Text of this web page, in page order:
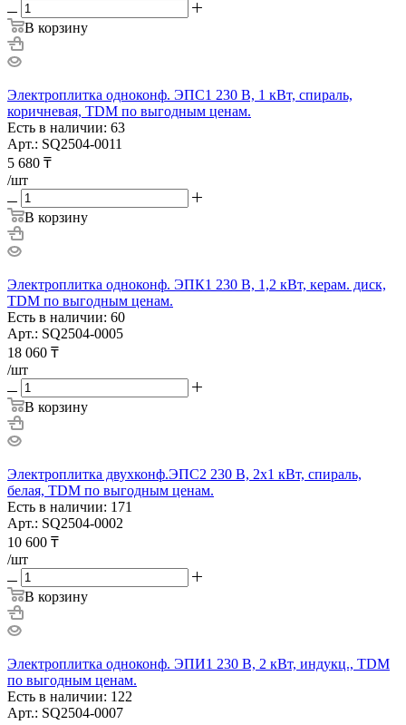
В корзину
Электроплитка одноконф. ЭПС1 230 В, 1 кВт, спираль,
коричневая, TDM по выгодным ценам.
Есть в наличии: 63
Арт.: SQ2504-0011
5 680 ₸
/шт
В корзину
Электроплитка одноконф. ЭПК1 230 В, 1,2 кВт, керам. диск,
TDM по выгодным ценам.
Есть в наличии: 60
Арт.: SQ2504-0005
18 060 ₸
/шт
В корзину
Электроплитка двухконф.ЭПС2 230 В, 2х1 кВт, спираль,
белая, TDM по выгодным ценам.
Есть в наличии: 171
Арт.: SQ2504-0002
10 600 ₸
/шт
В корзину
Электроплитка одноконф. ЭПИ1 230 В, 2 кВт, индукц., TDM
по выгодным ценам.
Есть в наличии: 122
Арт.: SQ2504-0007